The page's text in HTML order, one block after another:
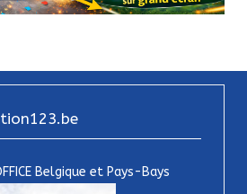
Belgique et Pays-Bays